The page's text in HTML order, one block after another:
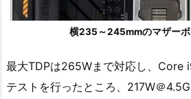
横235～245mmのマザー
最大TDPは265Wまで対応し、Core
テストを行ったところ、217W＠